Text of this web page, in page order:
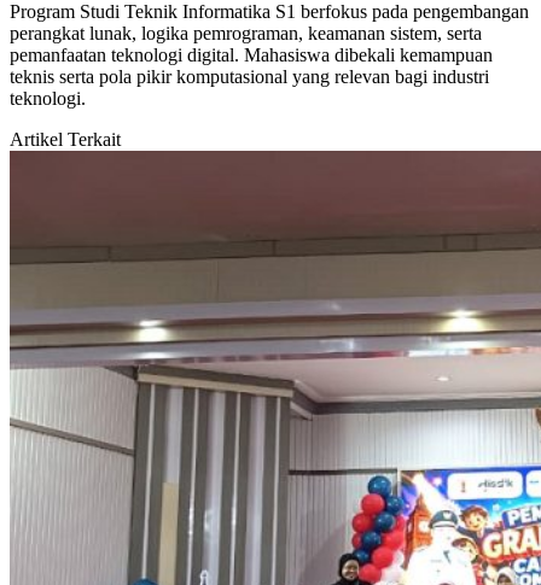
Program Studi Teknik Informatika S1 berfokus pada pengembangan
perangkat lunak, logika pemrograman, keamanan sistem, serta
pemanfaatan teknologi digital. Mahasiswa dibekali kemampuan
teknis serta pola pikir komputasional yang relevan bagi industri
teknologi.
Artikel Terkait